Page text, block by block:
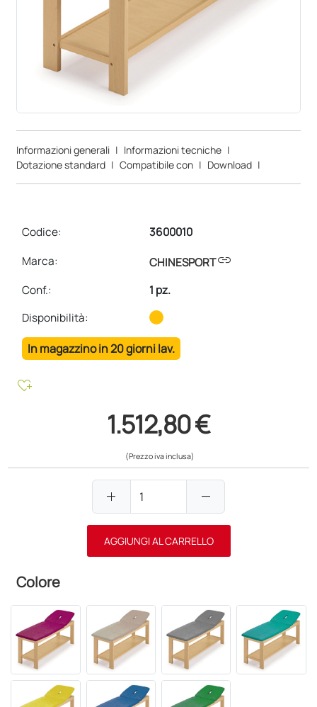
Informazioni generali | Informazioni tecniche |
Dotazione standard | Compatibile con | Download |
Codice:
3600010
Marca:
CHINESPORTlink
Conf.:
1 pz.
Disponibilità:
In magazzino in 20 giorni lav.
heart_plus
1.512,80 €
(Prezzo iva inclusa)
add remove
AGGIUNGI AL CARRELLO
Colore